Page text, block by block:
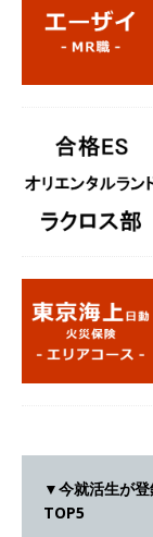
▼今就活生が登